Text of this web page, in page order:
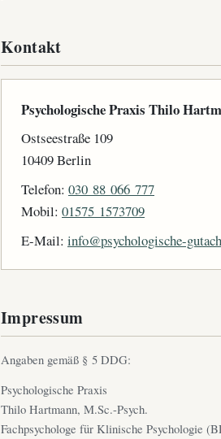
Kontakt
Psychologische Praxis Thilo
Ostseestraße 109
10409 Berlin
Telefon: 030 88 066 777
Mobil: 01575 1573709
E-Mail: info@psychologische-
Impressum
Angaben gemäß § 5 DDG:
Psychologische Praxis
Thilo Hartmann, M.Sc.-Psych.
Fachpsychologe für Klinische Psychologie